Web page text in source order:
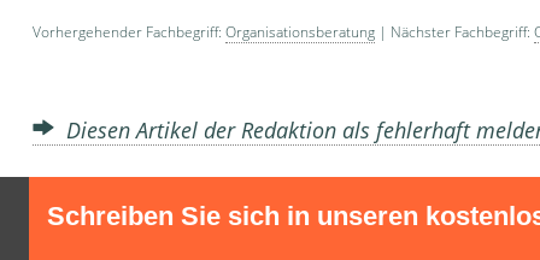
Vorhergehender Fachbegriff: Organisationsberatung | Nächster Fachbegriff:
Diesen Artikel der Redaktion als fehlerhaft
Schreiben Sie sich in unseren